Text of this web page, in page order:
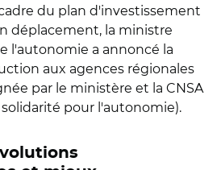
du plan d'investissement
déplacement, la ministre
l'autonomie a annoncé la
aux agences régionales
par le ministère et la CNSA
pour l'autonomie).